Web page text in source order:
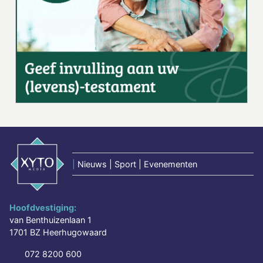
Nieuws | Sport | Evenementen
Hoofdvestiging:
van Benthuizenlaan 1
1701 BZ Heerhugowaard
072 8200 600